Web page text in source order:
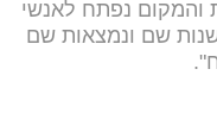
והמקום נפתח לאנשי
שם ונמצאות שם